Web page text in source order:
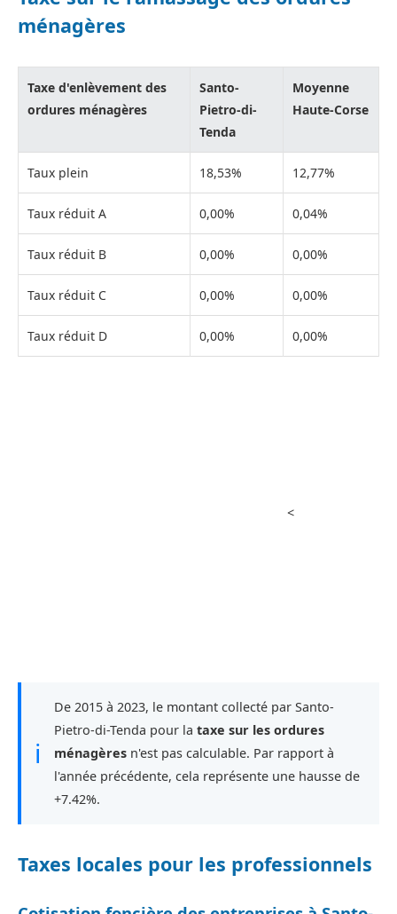
ménagères
Taxe d'enlèvement des
ordures ménagères
Santo-
Pietro-di-
Tenda
Moyenne
Haute-Corse
Taux plein 18,53% 12,77%
Taux réduit A 0,00% 0,04%
Taux réduit B 0,00% 0,00%
Taux réduit C 0,00% 0,00%
Taux réduit D 0,00% 0,00%
<
ℹ
De 2015 à 2023, le montant collecté par Santo-
Pietro-di-Tenda pour la taxe sur les ordures
ménagères n'est pas calculable. Par rapport à
l'année précédente, cela représente une hausse de
+7.42%.
Taxes locales pour les professionnels